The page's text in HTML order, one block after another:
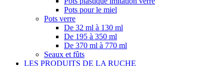
Pots pour le miel
Pots verre
De 32 ml à 130 ml
De 195 à 350 ml
De 370 ml à 770 ml
Seaux et fûts
LES PRODUITS DE LA RUCHE